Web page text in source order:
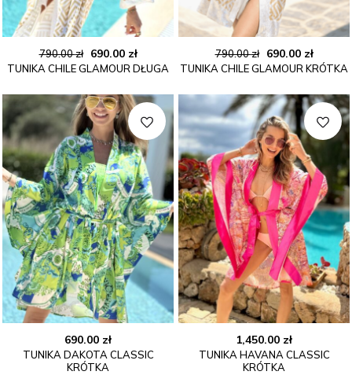
790.00zł
Pierwotna
cena
790.00 zł.
690.00 złAktualna
cena
690.00 zł.
TUNIKA CHILE GLAMOUR DŁUGA
790.00zł
Pierwotna
cena
790.00 zł.
690.00 zł
cena
690.00
TUNIKA CHILE GLAMOUR KRÓTKA
690.00 zł
TUNIKA DAKOTA CLASSIC
KRÓTKA
1,450.00 zł
TUNIKA HAVANA CLASSIC
KRÓTKA